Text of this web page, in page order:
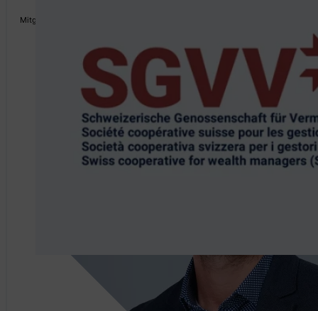
Mitgliedschaft bei der SGVV: Wir fördern Compliance, erkennen früh Trends